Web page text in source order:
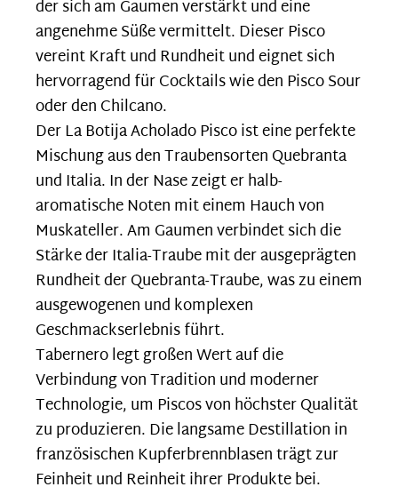
der sich am Gaumen verstärkt und eine
angenehme Süße vermittelt. Dieser Pisco
vereint Kraft und Rundheit und eignet sich
hervorragend für Cocktails wie den Pisco Sour
oder den Chilcano.
Der La Botija Acholado Pisco ist eine perfekte
Mischung aus den Traubensorten Quebranta
und Italia. In der Nase zeigt er halb-
aromatische Noten mit einem Hauch von
Muskateller. Am Gaumen verbindet sich die
Stärke der Italia-Traube mit der ausgeprägten
Rundheit der Quebranta-Traube, was zu einem
ausgewogenen und komplexen
Geschmackserlebnis führt.
Tabernero legt großen Wert auf die
Verbindung von Tradition und moderner
Technologie, um Piscos von höchster Qualität
zu produzieren. Die langsame Destillation in
französischen Kupferbrennblasen trägt zur
Feinheit und Reinheit ihrer Produkte bei.